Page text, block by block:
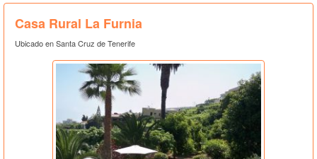
Casa Rural La Furnia
Ubicado en Santa Cruz de Tenerife